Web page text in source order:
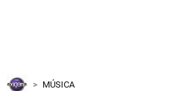
MÚSICA